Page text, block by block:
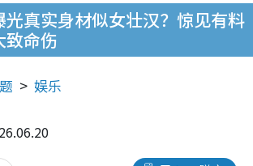
光真实身材似女壮汉？惊见有料
致命伤
娱乐